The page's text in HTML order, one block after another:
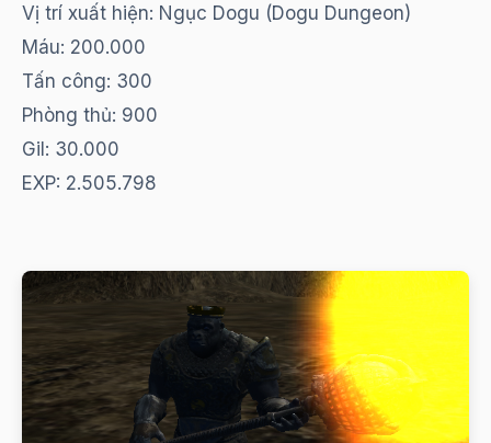
Vị trí xuất hiện: Ngục Dogu (Dogu Dungeon)
Máu: 200.000
Tấn công: 300
Phòng thủ: 900
Gil: 30.000
EXP: 2.505.798